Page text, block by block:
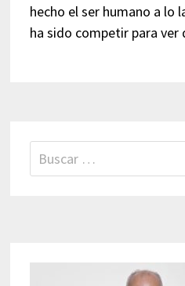
hecho el ser humano a lo
ha sido competir para
Buscar: